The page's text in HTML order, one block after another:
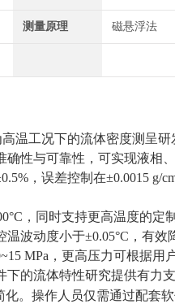
测量原理 磁悬浮法
温工况下的流体密度测呈
性与可靠性，可实现液相
，误差控制在±0.0015 g/
，同时支持更高温度的定
温波动度小于±0.05°C ，有
MPa ，更高压力可根据用
的流体特性研究提供有力支
。操作人员仅需通过配套